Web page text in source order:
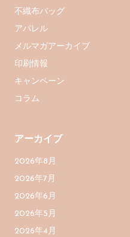
不織布バッグ
アパレル
メルマガアーカイブ
印刷情報
キャンペーン
コラム
アーカイブ
2026年8月
2026年7月
2026年6月
2026年5月
2026年4月